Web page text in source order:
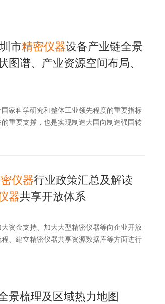
市精密仪器设备产业链全景
谱、产业资源空间布局、
家科学研究和整体工业领先程度的重要指标
重要支撑，也是实现制造大国向制造强国转
仪器行业政策汇总及解读
器共享开放体系
资金支持、加大大型精密仪器等向企业开放
、建立精密仪器共享资源数据库等方面进行
景梳理及区域热力地图